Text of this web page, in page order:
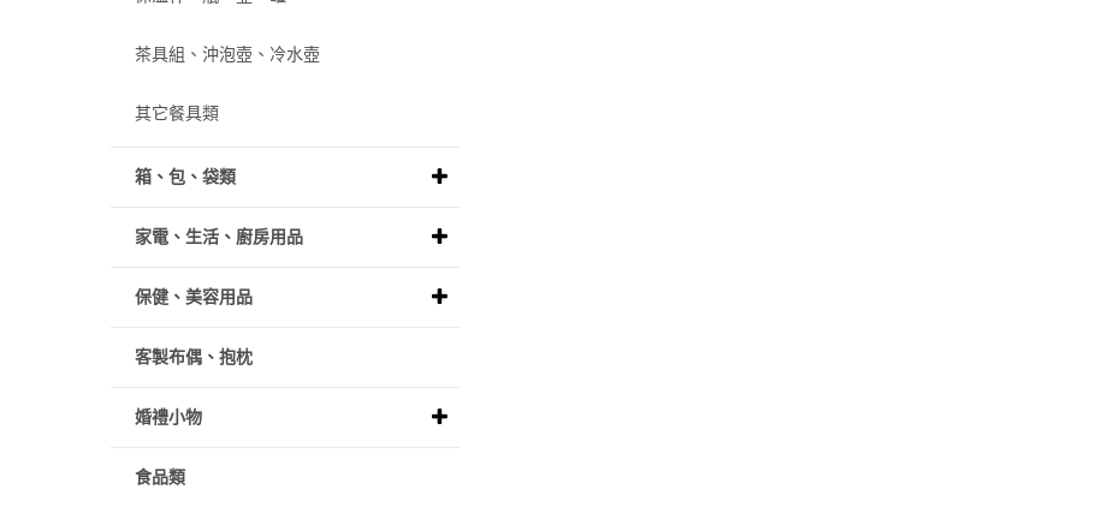
茶具組、沖泡壺、冷水壺
其它餐具類
箱、包、袋類
家電、生活、廚房用品
保健、美容用品
客製布偶、抱枕
婚禮小物
食品類